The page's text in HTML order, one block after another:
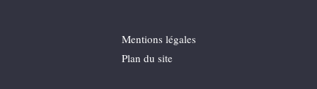
Mentions légales
Plan du site